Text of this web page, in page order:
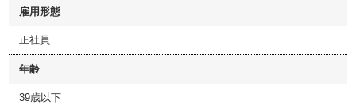
雇用形態
正社員
年齢
39歳以下